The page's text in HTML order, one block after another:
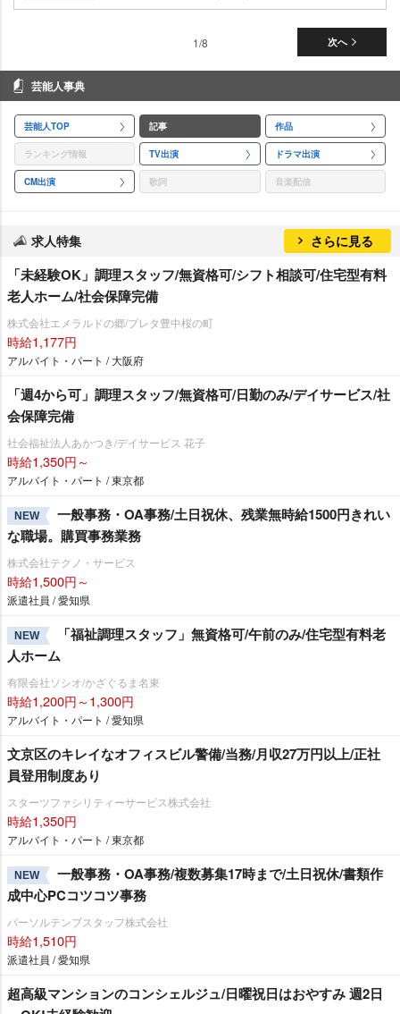
次へ
1/8
芸能人事典
芸能人TOP 記事 作品
ランキング情報 TV出演 ドラマ出演
CM出演 歌詞 音楽配信
求人特集 さらに見る
「未経験OK」調理スタッフ/無資格可/シフト相談可/住宅型有料
老人ホーム/社会保障完備
株式会社エメラルドの郷/プレタ豊中桜の町
時給1,177円
アルバイト・パート / 大阪府
「週4から可」調理スタッフ/無資格可/日勤のみ/デイサービス/社
会保障完備
社会福祉法人あかつき/デイサービス 花子
時給1,350円～
アルバイト・パート / 東京都
NEW
一般事務・OA事務/土日祝休、残業無時給1500円きれい
な職場。購買事務業務
株式会社テクノ・サービス
時給1,500円～
派遣社員 / 愛知県
NEW
「福祉調理スタッフ」無資格可/午前のみ/住宅型有料老
人ホーム
有限会社ソシオ/かざぐるま名東
時給1,200円～1,300円
アルバイト・パート / 愛知県
文京区のキレイなオフィスビル警備/当務/月収27万円以上/正社
員登用制度あり
スターツファシリティーサービス株式会社
時給1,350円
アルバイト・パート / 東京都
NEW
一般事務・OA事務/複数募集17時まで/土日祝休/書類作
成中心PCコツコツ事務
パーソルテンプスタッフ株式会社
時給1,510円
派遣社員 / 愛知県
超高級マンションのコンシェルジュ/日曜祝日はおやすみ 週2日